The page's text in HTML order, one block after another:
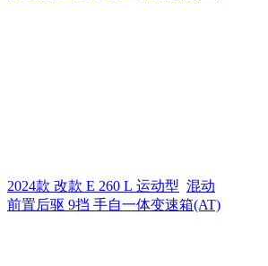
2024款 改款 E 260 L 运动型 混动
前置后驱 9挡 手自一体变速箱(AT)